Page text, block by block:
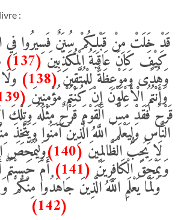
:
قَدْ خَلَتْ مِنْ قَبْلِكُمْ سُنَنٌ فَسِيرُوا فِي
كَيْفَ كَانَ عَاقِبَةُ الْمُكَذِّبِينَ(137)
وَهُدًى وَمَوْعِظَةٌ لِلْمُتَّقِينَ(138)
وَأَنْتُمُ الْأَعْلَوْنَ إِنْ كُنْتُمْ مُؤْمِنِينَ(139)
قَرْحٌ فَقَدْ مَسَّ الْقَوْمَ قَرْحٌ مِثْلُهُ وَتِلْكَ
النَّاسِ وَلِيَعْلَمَ اللَّهُ الَّذِينَ آَمَنُوا
لَا يُحِبُّ الظَّالِمِينَ (140) وَلِيُمَحِّصَ
وَيَمْحَقَ الْكَافِرِينَ(141) أَمْ حَسِبْتُمْ
وَلَمَّا يَعْلَمِ اللَّهُ الَّذِينَ جَاهَدُوا مِنْكُمْ
(142)